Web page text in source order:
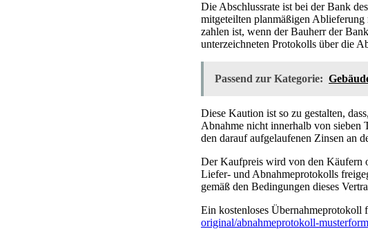
Die Abschlussrate ist bei der Bank
mitgeteilten planmäßigen Ablieferung
zahlen ist, wenn der Bauherr der
unterzeichneten Protokolls über die
Passend zur Kategorie:
Diese Kaution ist so zu gestalten,
Abnahme nicht innerhalb von sieben
den darauf aufgelaufenen Zinsen an
Der Kaufpreis wird von den Käufern
Liefer- und Abnahmeprotokolls
gemäß den Bedingungen dieses
Ein kostenloses Übernahmeprotokoll
original/abnahmeprotokoll-